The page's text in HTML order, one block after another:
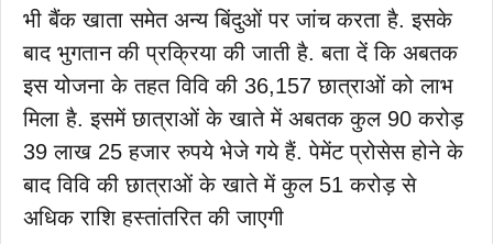
भी बैंक खाता समेत अन्य बिंदुओं पर जांच करता है. इसके
बाद भुगतान की प्रक्रिया की जाती है. बता दें कि अबतक
इस योजना के तहत विवि की 36,157 छात्राओं को लाभ
मिला है. इसमें छात्राओं के खाते में अबतक कुल 90 करोड़
39 लाख 25 हजार रुपये भेजे गये हैं. पेमेंट प्रोसेस होने के
बाद विवि की छात्राओं के खाते में कुल 51 करोड़ से
अधिक राशि हस्तांतरित की जाएगी